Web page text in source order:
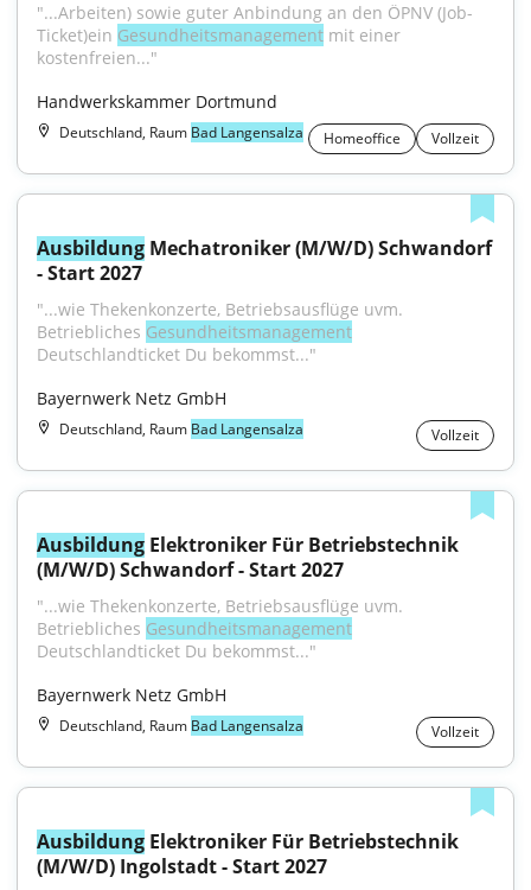
"...Arbeiten) sowie guter Anbindung an den ÖPNV (Job-
Ticket)ein Gesundheitsmanagement mit einer
kostenfreien..."
Handwerkskammer Dortmund
Deutschland, Raum Bad Langensalza Homeoffice Vollzeit
Ausbildung Mechatroniker (M/W/D) Schwandorf
- Start 2027
"...wie Thekenkonzerte, Betriebsausflüge uvm.
Betriebliches Gesundheitsmanagement
Deutschlandticket Du bekommst..."
Bayernwerk Netz GmbH
Deutschland, Raum Bad Langensalza Vollzeit
Ausbildung Elektroniker Für Betriebstechnik
(M/W/D) Schwandorf - Start 2027
"...wie Thekenkonzerte, Betriebsausflüge uvm.
Betriebliches Gesundheitsmanagement
Deutschlandticket Du bekommst..."
Bayernwerk Netz GmbH
Deutschland, Raum Bad Langensalza Vollzeit
Ausbildung Elektroniker Für Betriebstechnik
(M/W/D) Ingolstadt - Start 2027